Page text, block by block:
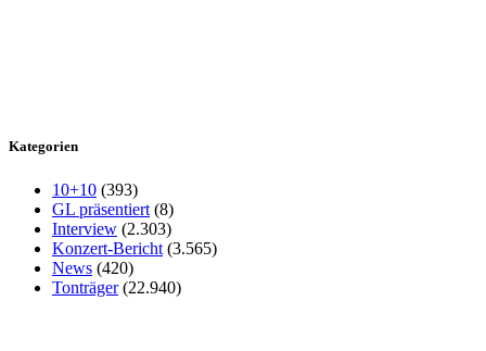
Kategorien
10+10 (393)
GL präsentiert (8)
Interview (2.303)
Konzert-Bericht (3.565)
News (420)
Tonträger(22.940)